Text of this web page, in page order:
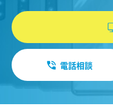
電話相談